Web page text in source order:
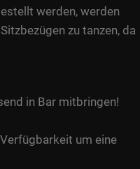
werden, werden
zu tanzen, da
in Bar mitbringen!
um eine